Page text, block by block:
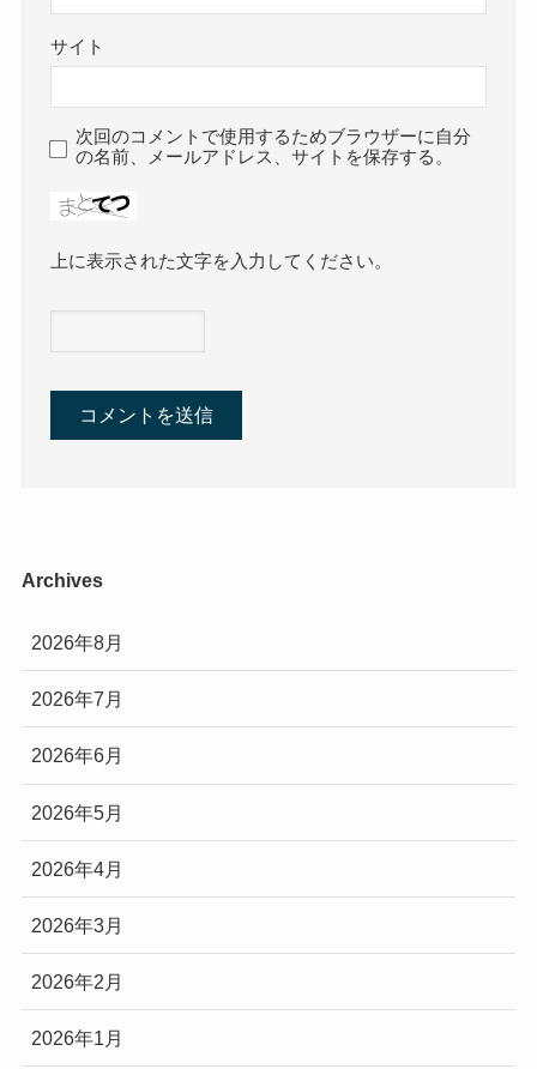
サイト
次回のコメントで使用するためブラウザーに自分
の名前、メールアドレス、サイトを保存する。
上に表示された文字を入力してください。
Archives
2026年8月
2026年7月
2026年6月
2026年5月
2026年4月
2026年3月
2026年2月
2026年1月